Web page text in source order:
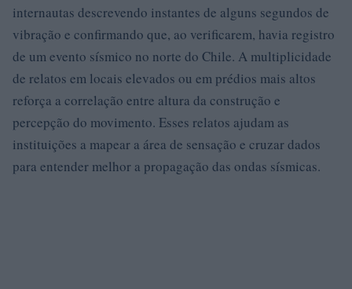
internautas descrevendo instantes de alguns segundos de
vibração e confirmando que, ao verificarem, havia registro
de um evento sísmico no norte do Chile. A multiplicidade
de relatos em locais elevados ou em prédios mais altos
reforça a correlação entre altura da construção e
percepção do movimento. Esses relatos ajudam as
instituições a mapear a área de sensação e cruzar dados
para entender melhor a propagação das ondas sísmicas.